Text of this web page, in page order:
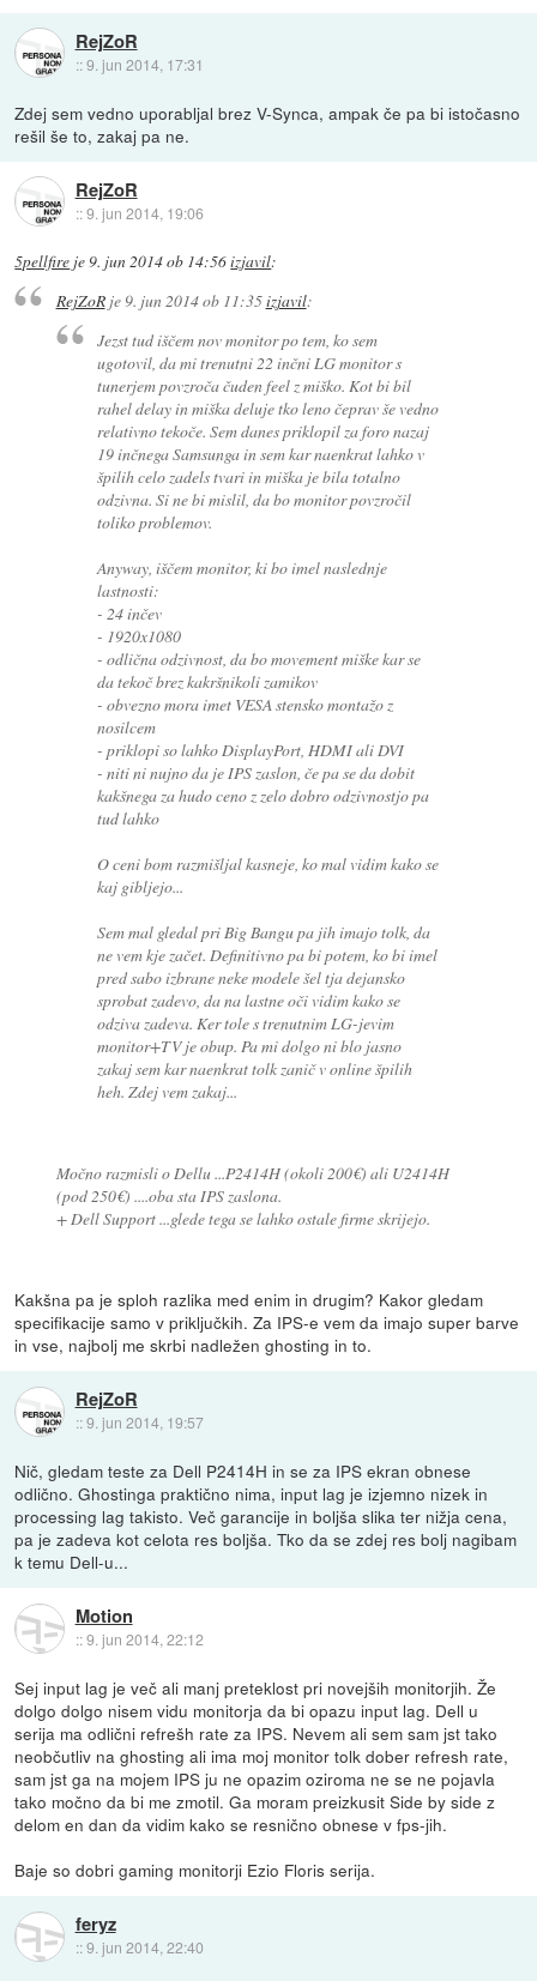
RejZoR
::9. jun 2014, 17:31
Zdej sem vedno uporabljal brez V-Synca, ampak če pa bi istočasno
rešil še to, zakaj pa ne.
RejZoR
::9. jun 2014, 19:06
5pellfire je9. jun 2014 ob 14:56izjavil:
RejZoRje9. jun 2014 ob 11:35izjavil:
Jezst tud iščem nov monitor po tem, ko sem
ugotovil, da mi trenutni 22 inčni LG monitor s
tunerjem povzroča čuden feel z miško. Kot bi bil
rahel delay in miška deluje tko leno čeprav še vedno
relativno tekoče. Sem danes priklopil za foro nazaj
19 inčnega Samsunga in sem kar naenkrat lahko v
špilih celo zadels tvari in miška je bila totalno
odzivna. Si ne bi mislil, da bo monitor povzročil
toliko problemov.
Anyway, iščem monitor, ki bo imel naslednje
lastnosti:
- 24 inčev
- 1920x1080
- odlična odzivnost, da bo movement miške kar se
da tekoč brez kakršnikoli zamikov
- obvezno mora imet VESA stensko montažo z
nosilcem
- priklopi so lahko DisplayPort, HDMI ali DVI
- niti ni nujno da je IPS zaslon, če pa se da dobit
kakšnega za hudo ceno z zelo dobro odzivnostjo pa
tud lahko
O ceni bom razmišljal kasneje, ko mal vidim kako se
kaj gibljejo...
Sem mal gledal pri Big Bangu pa jih imajo tolk, da
ne vem kje začet. Definitivno pa bi potem, ko bi imel
pred sabo izbrane neke modele šel tja dejansko
sprobat zadevo, da na lastne oči vidim kako se
odziva zadeva. Ker tole s trenutnim LG-jevim
monitor+TV je obup. Pa mi dolgo ni blo jasno
zakaj sem kar naenkrat tolk zanič v online špilih
heh. Zdej vem zakaj...
Močno razmisli o Dellu ...P2414H (okoli 200€) ali U2414H
(pod 250€) ....oba sta IPS zaslona.
+ Dell Support ...glede tega se lahko ostale firme skrijejo.
Kakšna pa je sploh razlika med enim in drugim? Kakor gledam
specifikacije samo v priključkih. Za IPS-e vem da imajo super barve
in vse, najbolj me skrbi nadležen ghosting in to.
RejZoR
::9. jun 2014, 19:57
Nič, gledam teste za Dell P2414H in se za IPS ekran obnese
odlično. Ghostinga praktično nima, input lag je izjemno nizek in
processing lag takisto. Več garancije in boljša slika ter nižja cena,
pa je zadeva kot celota res boljša. Tko da se zdej res bolj nagibam
k temu Dell-u...
Motion
::9. jun 2014, 22:12
Sej input lag je več ali manj preteklost pri novejših monitorjih. Že
dolgo dolgo nisem vidu monitorja da bi opazu input lag. Dell u
serija ma odlični refrešh rate za IPS. Nevem ali sem sam jst tako
neobčutliv na ghosting ali ima moj monitor tolk dober refresh rate,
sam jst ga na mojem IPS ju ne opazim oziroma ne se ne pojavla
tako močno da bi me zmotil. Ga moram preizkusit Side by side z
delom en dan da vidim kako se resnično obnese v fps-jih.
Baje so dobri gaming monitorji Ezio Floris serija.
feryz
::9. jun 2014, 22:40